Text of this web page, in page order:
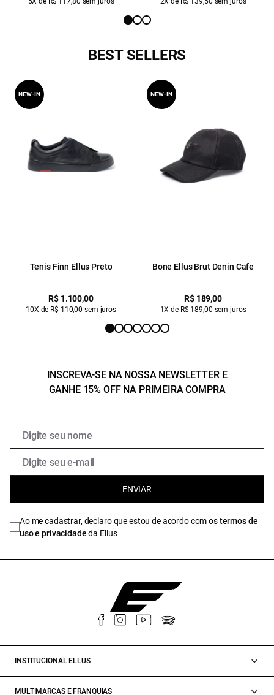
BEST SELLERS
Tenis Finn Ellus Preto
R$ 1.100,00
10X de R$ 110,00 sem juros
NEW-IN
Bone Ellus Brut Denin Cafe
R$ 189,00
1X de R$ 189,00 sem juros
NEW-IN
INSCREVA-SE NA NOSSA NEWSLETTER E
GANHE 15% OFF NA PRIMEIRA COMPRA
ENVIAR
Ao me cadastrar, declaro que estou de acordo com ostermos de
uso e privacidadeda Ellus
INSTITUCIONAL ELLUS
MULTIMARCAS E FRANQUIAS